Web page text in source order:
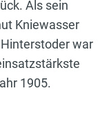
Als sein
Kniewasser
war
1905.